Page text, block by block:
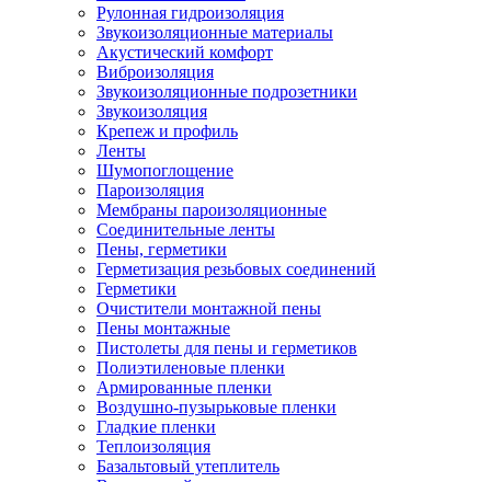
Рулонная гидроизоляция
Звукоизоляционные материалы
Акустический комфорт
Виброизоляция
Звукоизоляционные подрозетники
Звукоизоляция
Крепеж и профиль
Ленты
Шумопоглощение
Пароизоляция
Мембраны пароизоляционные
Соединительные ленты
Пены, герметики
Герметизация резьбовых соединений
Герметики
Очистители монтажной пены
Пены монтажные
Пистолеты для пены и герметиков
Полиэтиленовые пленки
Армированные пленки
Воздушно-пузырьковые пленки
Гладкие пленки
Теплоизоляция
Базальтовый утеплитель